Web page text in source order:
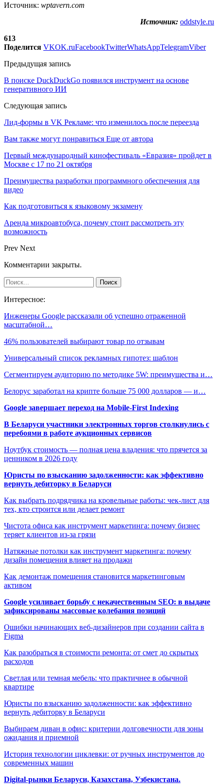
Источник: wptavern.com
Источник: oddstyle.ru
613
Поделится VKOK.ruFacebookTwitterWhatsAppTelegramViber
Предыдущая запись
В поиске DuckDuckGo появился инструмент на основе
генеративного ИИ
Следующая запись
Лид-формы в VK Рекламе: что изменилось после переезда
Вам также могут понравиться Еще от автора
Первый международный кинофестиваль «Евразия» пройдет в
Москве с 17 по 21 октября
Преимущества разработки программного обеспечения для
видео
Как подготовиться к языковому экзамену
Аренда микроавтобуса, почему стоит рассмотреть эту
возможность
Prev Next
Комментарии закрыты.
Интересное:
Инженеры Google рассказали об успешно отраженной
масштабной…
46% пользователей выбирают товар по отзывам
Универсальный список рекламных гипотез: шаблон
Сегментируем аудиторию по методике 5W: преимущества и…
Белорус заработал на крипте больше 75 000 долларов — и…
Google завершает переход на Mobile-First Indexing
В Беларуси участники электронных торгов столкнулись с
перебоями в работе аукционных сервисов
Ноутбук стоимость — полная цена владения: что прячется за
ценником в 2026 году
Юристы по взысканию задолженности: как эффективно
вернуть дебиторку в Беларуси
Как выбрать подрядчика на кровельные работы: чек-лист для
тех, кто строится или делает ремонт
Чистота офиса как инструмент маркетинга: почему бизнес
теряет клиентов из-за грязи
Натяжные потолки как инструмент маркетинга: почему
дизайн помещения влияет на продажи
Как демонтаж помещения становится маркетинговым
активом
Google усиливает борьбу с некачественным SEO: в выдаче
зафиксированы массовые колебания позиций
Ошибки начинающих веб-дизайнеров при создании сайта в
Figma
Как разобраться в стоимости ремонта: от смет до скрытых
расходов
Светлая или темная мебель: что практичнее в обычной
квартире
Юристы по взысканию задолженности: как эффективно
вернуть дебиторку в Беларуси
Выбираем диван в офис: критерии долговечности для зоны
ожидания и приемной
История технологии циклевки: от ручных инструментов до
современных машин
Digital-рынки Беларуси, Казахстана, Узбекистана.